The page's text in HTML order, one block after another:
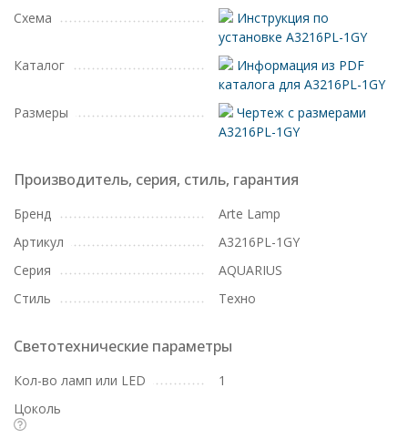
Схема
Инструкция по
установке A3216PL-1GY
Каталог
Информация из PDF
каталога для A3216PL-1GY
Размеры
Чертеж с размерами
A3216PL-1GY
Производитель, серия, стиль, гарантия
Бренд
Arte Lamp
Артикул
A3216PL-1GY
Серия
AQUARIUS
Стиль
Техно
Светотехнические параметры
Кол-во ламп или LED
1
Цоколь